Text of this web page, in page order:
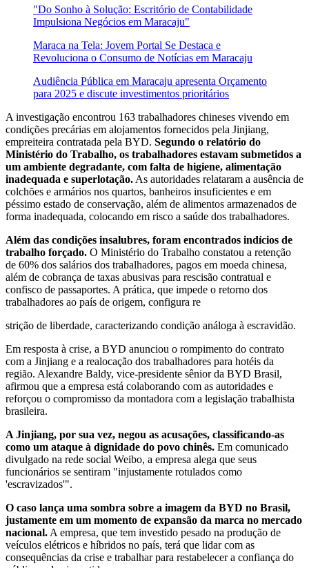
"Do Sonho à Solução: Escritório de Contabilidade
Impulsiona Negócios em Maracaju"
Maraca na Tela: Jovem Portal Se Destaca e
Revoluciona o Consumo de Notícias em Maracaju
Audiência Pública em Maracaju apresenta Orçamento
para 2025 e discute investimentos prioritários
A investigação encontrou 163 trabalhadores chineses vivendo em
condições precárias em alojamentos fornecidos pela Jinjiang,
empreiteira contratada pela BYD. Segundo o relatório do
Ministério do Trabalho, os trabalhadores estavam submetidos a
um ambiente degradante, com falta de higiene, alimentação
inadequada e superlotação. As autoridades relataram a ausência de
colchões e armários nos quartos, banheiros insuficientes e em
péssimo estado de conservação, além de alimentos armazenados de
forma inadequada, colocando em risco a saúde dos trabalhadores.
Além das condições insalubres, foram encontrados indícios de
trabalho forçado. O Ministério do Trabalho constatou a retenção
de 60% dos salários dos trabalhadores, pagos em moeda chinesa,
além de cobrança de taxas abusivas para rescisão contratual e
confisco de passaportes. A prática, que impede o retorno dos
trabalhadores ao país de origem, configura re
strição de liberdade, caracterizando condição análoga à escravidão.
Em resposta à crise, a BYD anunciou o rompimento do contrato
com a Jinjiang e a realocação dos trabalhadores para hotéis da
região. Alexandre Baldy, vice-presidente sênior da BYD Brasil,
afirmou que a empresa está colaborando com as autoridades e
reforçou o compromisso da montadora com a legislação trabalhista
brasileira.
A Jinjiang, por sua vez, negou as acusações, classificando-as
como um ataque à dignidade do povo chinês. Em comunicado
divulgado na rede social Weibo, a empresa alega que seus
funcionários se sentiram "injustamente rotulados como
'escravizados'".
O caso lança uma sombra sobre a imagem da BYD no Brasil,
justamente em um momento de expansão da marca no mercado
nacional. A empresa, que tem investido pesado na produção de
veículos elétricos e híbridos no país, terá que lidar com as
consequências da crise e trabalhar para restabelecer a confiança do